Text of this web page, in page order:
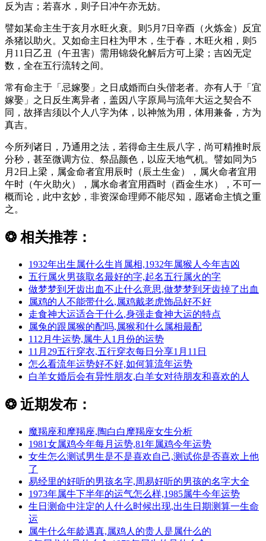
反为吉；若喜水，则子日冲午亦无妨。
譬如某命主生于亥月水旺火衰。则5月7日辛酉（火炼金）反宜
杀猪以助火。又如命主日柱为甲木，生于春，木旺火相，则5
月11日乙丑（午丑害）需用锦袋化解后方可上梁；吉凶无定
数，全在五行流转之间。
常有命主于「忌嫁娶」之日成婚而白头偕老者。亦有人于「宜
嫁娶」之日反生离异者，盖因八字原局与流年大运之契合不
同，故择吉须以个人八字为体，以神煞为用，体用兼备，方为
真吉。
今所列诸日，乃通用之法，若得命主生辰八字，尚可精推时辰
分秒，甚至微调方位、祭品颜色，以应天地气机。譬如同为5
月2日上梁，属金命者宜用辰时（辰土生金），属火命者宜用
午时（午火助火），属水命者宜用酉时（酉金生水），不可一
概而论，此中玄妙，非资深命理师不能尽知，愿诸命主慎之重
之。
❂ 相关推荐：
1932年出生属什么生肖属相,1932年属猴人今年吉凶
五行属火男孩取名最好的字,起名五行属火的字
做梦梦到牙齿出血不止什么意思,做梦梦到牙齿掉了出血
属鸡的人不能带什么,属鸡戴老虎饰品好不好
走食神大运适合干什么,身强走食神大运的特点
属兔的跟属猴的配吗,属猴和什么属相最配
112月牛运势,属牛人1月份的运势
11月29五行穿衣,五行穿衣每日分享1月11日
怎么看流年运势好不好,如何算流年运势
白羊女婚后会有异性朋友,白羊女对待朋友和喜欢的人
❂ 近期发布：
魔羯座和摩羯座,陶白白摩羯座女生分析
1981女属鸡今年每月运势,81年属鸡今年运势
女生怎么测试男生是不是喜欢自己,测试你是否喜欢上他
了
易经里的好听的男孩名字,周易好听的男孩的名字大全
1973年属牛下半年的运气怎么样,1985属牛今年运势
生日测命中注定的人什么时候出现,出生日期测算一生命
运
属牛什么年龄遇真,属鸡人的贵人是属什么的